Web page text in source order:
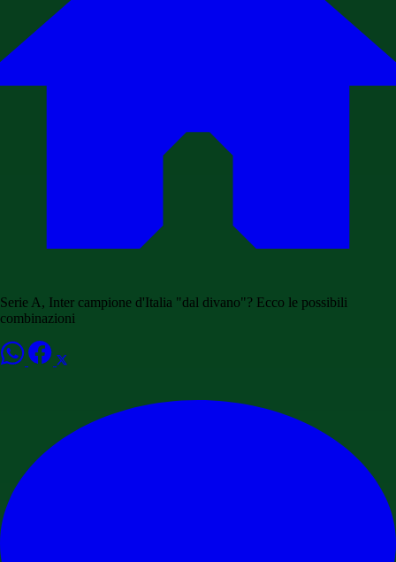
Serie A, Inter campione d'Italia "dal divano"? Ecco le possibili
combinazioni